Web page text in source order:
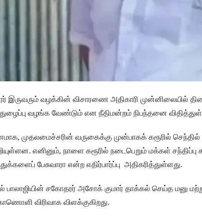
இருவரும் வழக்கின் விசாரணை அதிகாரி முன்னிலையில்
வழங்க வேண்டும் என நீதிமன்றம் நிபந்தனை
முதலமைச்சரின் வருகைக்கு முன்பாகக் கரூரில் செந்தில்
எனினும், நாளை கரூரில் நடைபெறும் மக்கள் சந்திப்பு
பேசுவாரா என்ற எதிர்பார்ப்பு அதிகரித்துள்ளது.
பாலாஜியின் சகோதரர் அசோக் குமார் தாக்கல் செய்த மனு
விரிவாக விளக்குகிறது.